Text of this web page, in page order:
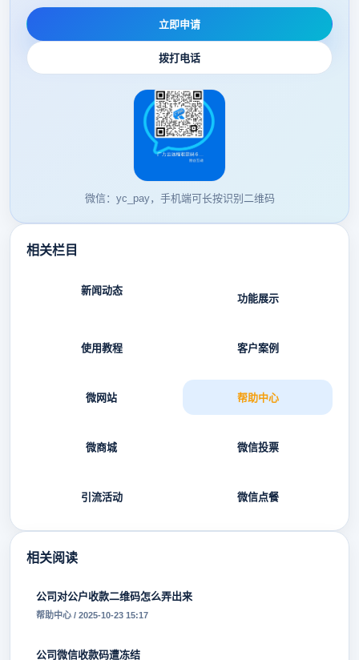
立即申请
拨打电话
微信：yc_pay，手机端可长按识别二维码
相关栏目
新闻动态
功能展示
使用教程 客户案例
微网站 帮助中心
微商城 微信投票
引流活动 微信点餐
相关阅读
公司对公户收款二维码怎么弄出来
帮助中心 / 2025-10-23 15:17
公司微信收款码遭冻结